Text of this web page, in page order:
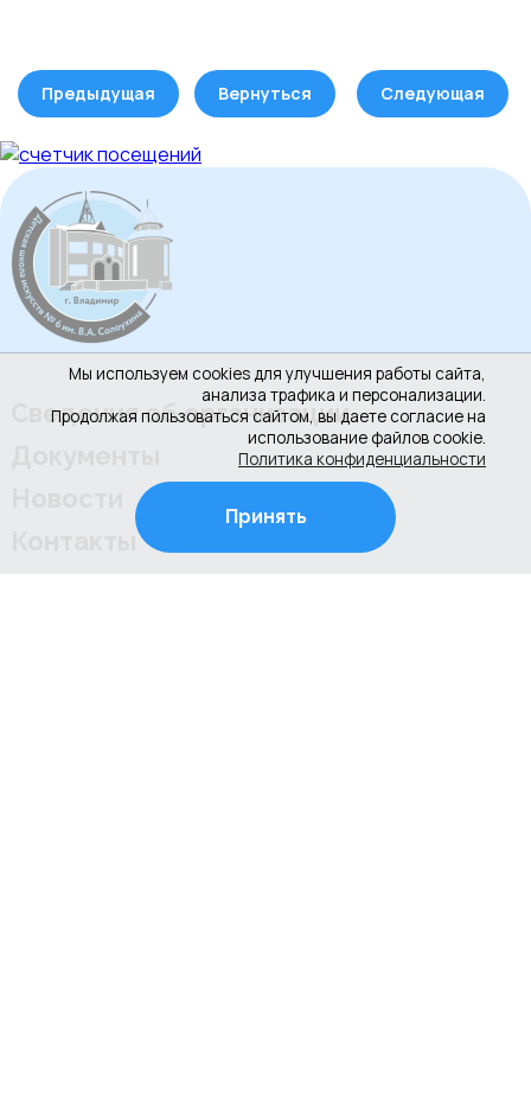
Мы используем cookies для улучшения работы сайта,
анализа трафика и персонализации.
Продолжая пользоваться сайтом, вы даете согласие на
использование файлов cookie.
Политика конфиденциальности
Принять
Предыдущая Вернуться Следующая
Сведения об организации